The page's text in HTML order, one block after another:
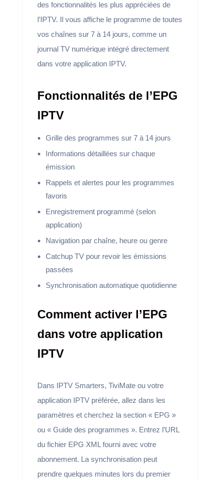
des fonctionnalités les plus appréciées de
l’IPTV. Il vous affiche le programme de toutes
vos chaînes sur 7 à 14 jours, comme un
journal TV numérique intégré directement
dans votre application IPTV.
Fonctionnalités de l’EPG
IPTV
Grille des programmes sur 7 à 14 jours
Informations détaillées sur chaque
émission
Rappels et alertes pour les programmes
favoris
Enregistrement programmé (selon
application)
Navigation par chaîne, heure ou genre
Catchup TV pour revoir les émissions
passées
Synchronisation automatique quotidienne
Comment activer l’EPG
dans votre application
IPTV
Dans IPTV Smarters, TiviMate ou votre
application IPTV préférée, allez dans les
paramètres et cherchez la section « EPG »
ou « Guide des programmes ». Entrez l’URL
du fichier EPG XML fourni avec votre
abonnement. La synchronisation peut
prendre quelques minutes lors du premier